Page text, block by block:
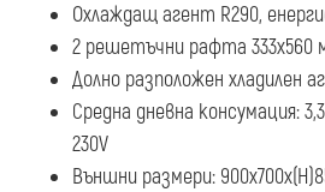
Охлаждащ агент R290,
2 решетъчни рафта 333x560
Долно разположен хладилен
Средна дневна консумация:
230V
Външни размери: